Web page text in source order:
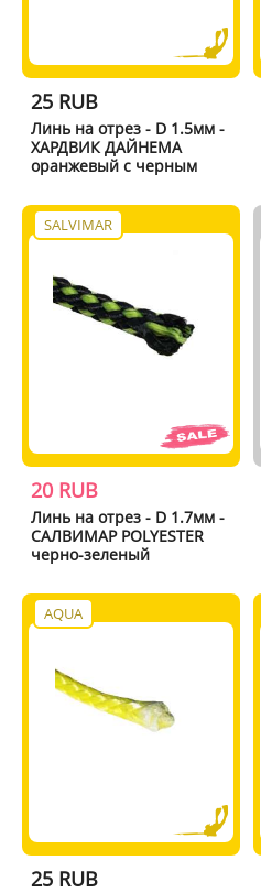
25 RUB
Линь на отрез - D 1.5мм -
ХАРДВИК ДАЙНЕМА
оранжевый с черным
SALVIMAR
20 RUB
Линь на отрез - D 1.7мм -
САЛВИМАР POLYESTER
черно-зеленый
AQUA
25 RUB